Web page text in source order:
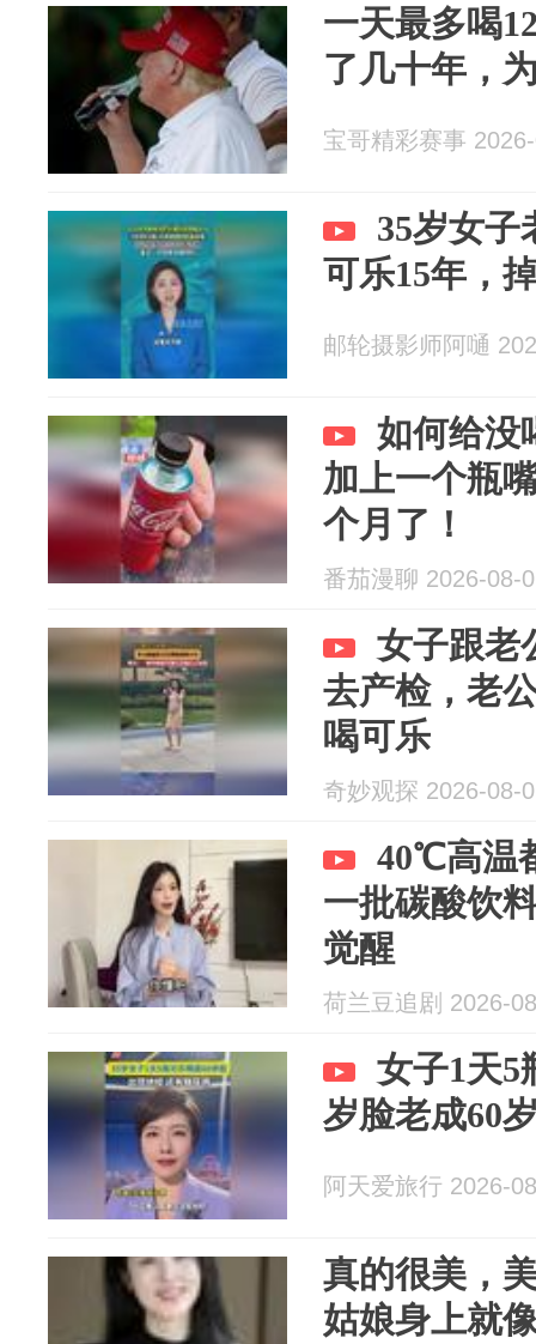
一天最多喝
了几十年，
宝哥精彩赛事
35岁女子
可乐15年，
邮轮摄影师阿嗵
如何给没
加上一个瓶
个月了！
番茄漫聊 2026-08-
女子跟老
去产检，老
喝可乐
奇妙观探 2026-08-
40℃高温
一批碳酸饮
觉醒
荷兰豆追剧 2026-
女子1天5
岁脸老成60
阿天爱旅行 2026-
真的很美，
姑娘身上就